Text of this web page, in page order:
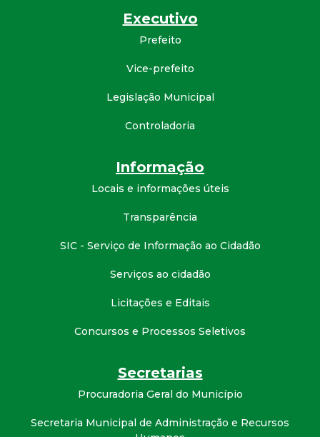
Executivo
Prefeito
Vice-prefeito
Legislação Municipal
Controladoria
Informação
Locais e informações úteis
Transparência
SIC - Serviço de Informação ao Cidadão
Serviços ao cidadão
Licitações e Editais
Concursos e Processos Seletivos
Secretarias
Procuradoria Geral do Município
Secretaria Municipal de Administração e Recursos